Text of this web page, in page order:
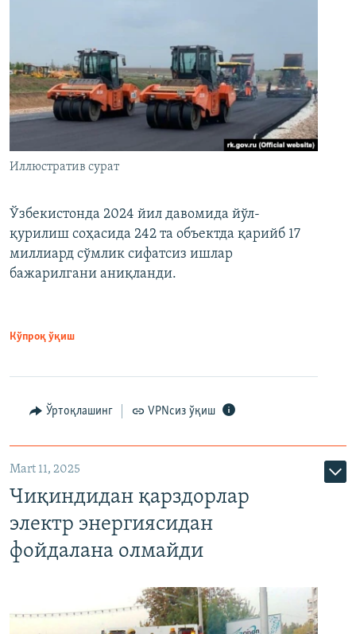
Иллюстратив сурат
Ўзбекистонда 2024 йил давомида йўл-
қурилиш соҳасида 242 та объектда қарийб 17
миллиард сўмлик сифатсиз ишлар
бажарилгани аниқланди.
Кўпроқ ўқиш
Ўртоқлашинг VPNсиз ўқиш
Mart 11, 2025
Чиқиндидан қарздорлар
электр энергиясидан
фойдалана олмайди